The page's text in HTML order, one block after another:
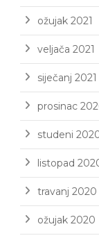
ožujak 2021
veljača 2021
siječanj 2021
prosinac
studeni
listopad
travanj 2020
ožujak 2020